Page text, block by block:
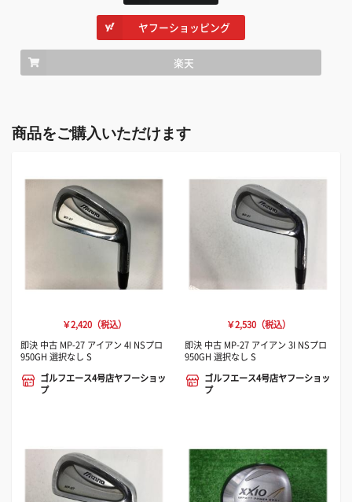
ヤフーショッピング
楽天
商品をご購入いただけます
￥2,420（税込）
即決 中古 MP-27 アイアン 4I NSプロ
950GH 選択なし S
ゴルフエース4号店ヤフーショッ
プ
￥2,530（税込）
即決 中古 MP-27 アイアン 3I NSプロ
950GH 選択なし S
ゴルフエース4号店ヤフーショッ
プ